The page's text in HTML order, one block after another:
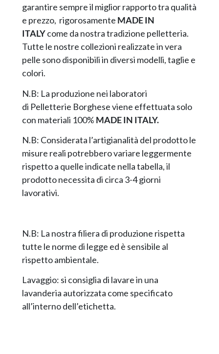
garantire sempre il miglior rapporto tra qualità
e prezzo, rigorosamente MADE IN
ITALYcome da nostra tradizione pelletteria.
Tutte le nostre collezioni realizzate in vera
pelle sono disponibili in diversi modelli, taglie e
colori.
N.B: La produzione nei laboratori
di Pelletterie Borghese viene effettuata solo
con materiali 100% MADE IN ITALY.
N.B: Considerata l’artigianalità del prodotto le
misure reali potrebbero variare leggermente
rispetto a quelle indicate nella tabella, il
prodotto necessita di circa 3-4 giorni
lavorativi.
N.B: La nostra filiera di produzione rispetta
tutte le norme di legge ed è sensibile al
rispetto ambientale.
Lavaggio: si consiglia di lavare in una
lavanderia autorizzata come specificato
all’interno dell’etichetta.